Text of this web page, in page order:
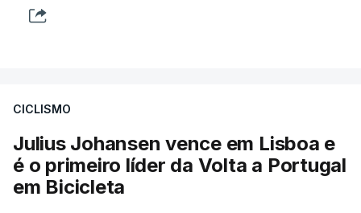
CICLISMO
Julius Johansen vence em Lisboa e
é o primeiro líder da Volta a Portugal
em Bicicleta